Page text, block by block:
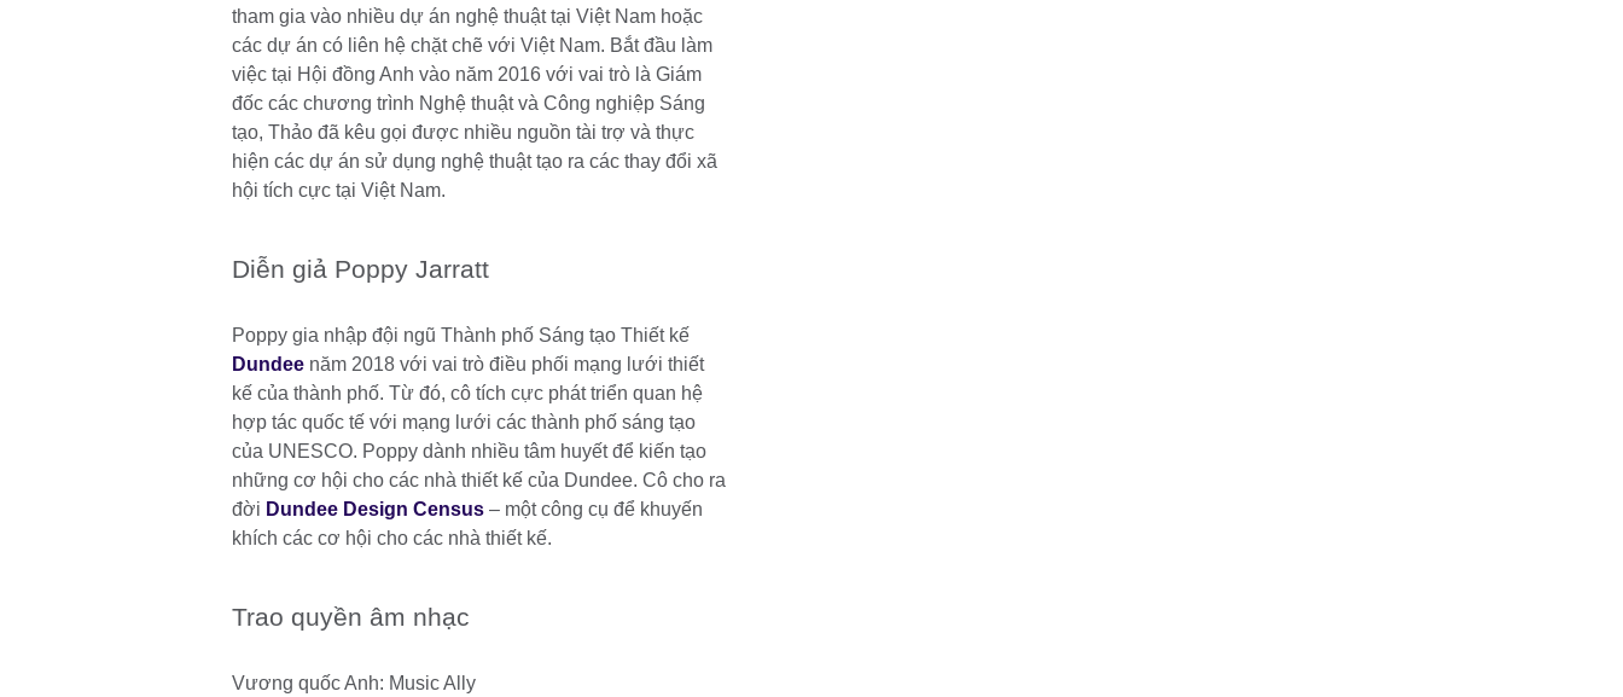
tham gia vào nhiều dự án nghệ thuật tại Việt Nam hoặc
các dự án có liên hệ chặt chẽ với Việt Nam. Bắt đầu làm
việc tại Hội đồng Anh vào năm 2016 với vai trò là Giám
đốc các chương trình Nghệ thuật và Công nghiệp Sáng
tạo, Thảo đã kêu gọi được nhiều nguồn tài trợ và thực
hiện các dự án sử dụng nghệ thuật tạo ra các thay đổi xã
hội tích cực tại Việt Nam.
Diễn giả Poppy Jarratt
Poppy gia nhập đội ngũ Thành phố Sáng tạo Thiết kế
Dundee năm 2018 với vai trò điều phối mạng lưới thiết
kế của thành phố. Từ đó, cô tích cực phát triển quan hệ
hợp tác quốc tế với mạng lưới các thành phố sáng tạo
của UNESCO. Poppy dành nhiều tâm huyết để kiến tạo
những cơ hội cho các nhà thiết kế của Dundee. Cô cho ra
đời Dundee Design Census – một công cụ để khuyến
khích các cơ hội cho các nhà thiết kế.
Trao quyền âm nhạc
Vương quốc Anh: Music Ally